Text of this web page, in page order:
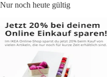
Nur noch heute gültig